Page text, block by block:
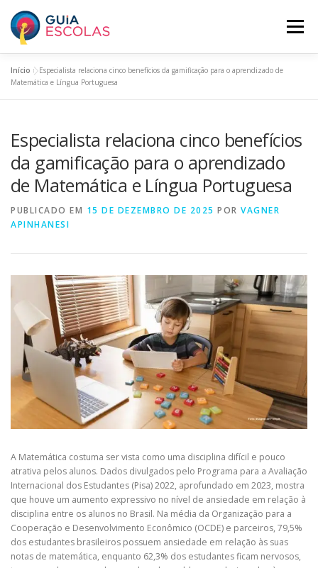
para
conteúdo
Menu
HOME ESCOLAS ASSINANTES
BUSCAR ESCOLAS PANORAMA EDUCACIONAL
O GUIA ESCOLAS INCLUA SUA ESCOLA PLANOS
Início »Especialista relaciona cinco benefícios da gamificação para o aprendizado de
Matemática e Língua Portuguesa
Especialista relaciona cinco benefícios
da gamificação para o aprendizado
de Matemática e Língua Portuguesa
PUBLICADO EM 15 DE DEZEMBRO DE 2025 POR VAGNER
APINHANESI
A Matemática costuma ser vista como uma disciplina difícil e pouco
atrativa pelos alunos. Dados divulgados pelo Programa para a Avaliação
Internacional dos Estudantes (Pisa) 2022, aprofundado em 2023, mostra
que houve um aumento expressivo no nível de ansiedade em relação à
disciplina entre os alunos no Brasil. Na média da Organização para a
Cooperação e Desenvolvimento Econômico (OCDE) e parceiros, 79,5%
dos estudantes brasileiros possuem ansiedade em relação às suas
notas de matemática, enquanto 62,3% dos estudantes ficam nervosos,